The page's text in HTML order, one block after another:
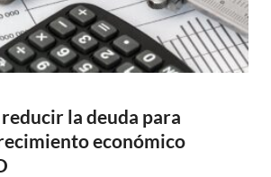
reducir la deuda para
económico